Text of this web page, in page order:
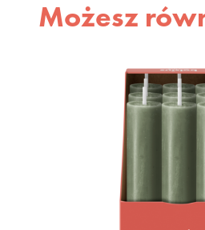
Możesz